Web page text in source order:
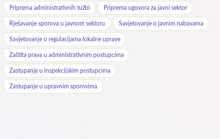
Priprema administrativnih tužbi Priprema ugovora za javni sektor
Rješavanje sporova u javnom sektoru Savjetovanje o javnim nabavama
Savjetovanje o regulacijama lokalne uprave
Zaštita prava u administrativnim postupcima
Zastupanje u inspekcijskim postupcima
Zastupanje u upravnim sporovima